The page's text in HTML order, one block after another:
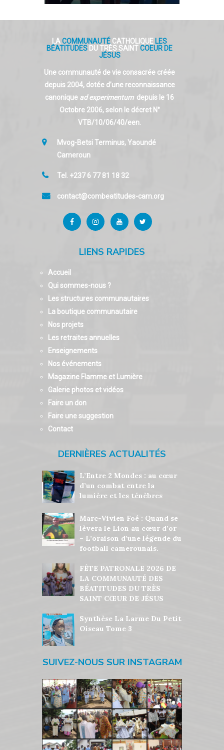
LACOMMUNAUTÉ CATHOLIQUE LES
BÉATITUDES DU TRÈS SAINTCOEUR DE
JÉSUS
Une communauté de vie consacrée créée
depuis 2004, dotée d’une reconnaissance
canonique ad experimentumdepuis le 16
Octobre 2006, selon le décret N°
VTB/10/06/40/een.
Mvog-Betsi Terminus, Yaoundé
Cameroun
Tel. +237 6 77 81 18 32
contact@combeatitudes-cam.org
LIENS RAPIDES
Accueil
Qui sommes-nous ?
Les structures communautaires
La boutique communautaire
Nos projets
Les retraites annuelles
Enseignements
Nos événements
Magazine Flamme et Lumière
Galerie photos et vidéos
Faire un don
Faire une suggestion
Contact
DERNIÈRES ACTUALITÉS
L’Entre 2 Mondes : au cœur
d’un combat entre la
lumière et les ténèbres
Marc-Vivien Foé : Quand se
lèvera le Lion au cœur d’or
– L’oraison d’une légende du
football camerounais.
FÊTE PATRONALE 2026 DE
LA COMMUNAUTÉ DES
BÉATITUDES DU TRÈS
SAINT CŒUR DE JÉSUS
Synthèse La Larme Du Petit
Oiseau Tome 3
SUIVEZ-NOUS SUR INSTAGRAM